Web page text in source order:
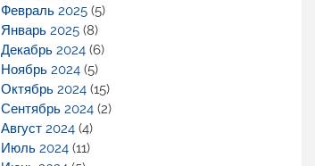
Февраль 2025 (5)
Январь 2025 (8)
Декабрь 2024 (6)
Ноябрь 2024 (5)
Октябрь 2024 (15)
Сентябрь 2024 (2)
Август 2024 (4)
Июль 2024 (11)